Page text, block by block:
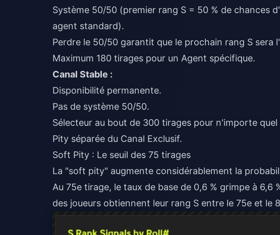
Système 50/50 (premier rang S = 50 % de chances
agent standard).
Perdre le 50/50 garantit que le prochain rang S sera
Maximum 180 tirages pour un Agent spécifique.
Canal Stable :
Disponibilité permanente.
Pas de système 50/50.
Sélecteur au bout de 300 tirages pour n'importe
Pity séparée du Canal Exclusif.
Soft Pity : Le seuil des 75 tirages
La "soft pity" augmente considérablement la
Au 75e tirage, le taux de base de 0,6 % grimpe à 6,6
des joueurs obtiennent leur rang S entre le 75e et le